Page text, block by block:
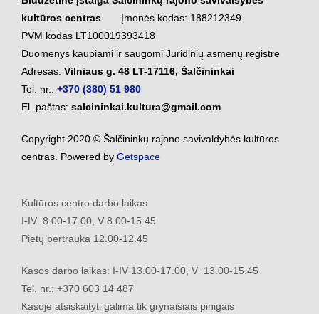
kultūros centras
Įmonės kodas: 188212349
PVM kodas LT100019393418
Duomenys kaupiami ir saugomi Juridinių asmenų registre
Adresas: Vilniaus g. 48 LT-17116, Šalčininkai
Tel. nr.: +370 (380) 51 980
El. paštas: salcininkai.kultura@gmail.com
Copyright 2020 © Šalčininkų rajono savivaldybės kultūros
centras. Powered by Getspace
Kultūros centro darbo laikas
I-IV 8.00-17.00, V 8.00-15.45
Pietų pertrauka 12.00-12.45
Kasos darbo laikas: I-IV 13.00-17.00, V 13.00-15.45
Tel. nr.: +370 603 14 487
Kasoje atsiskaityti galima tik grynaisiais pinigais